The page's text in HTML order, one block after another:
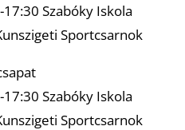
Szabóky Iskola
Sportcsarnok
Szabóky Iskola
Sportcsarnok